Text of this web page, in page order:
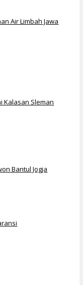
Air Limbah Jawa
Kalasan Sleman
Bantul Jogja